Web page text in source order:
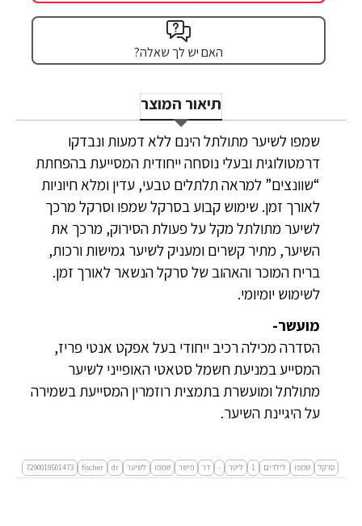
האם יש לך שאלה?
תיאור המוצר
שמפו לשיער מתולתל הינם ללא דמעות ונבדקו
דרמטולוגית ובעלי נוסחה ייחודית המסייעת בהפחתת
“שוונצים” למראה תלתלים טבעי, עדין ומלא חיוניות
לאורך זמן. שימוש קבוע בסרקל שמפו וסרקל מרכך
לשיער מתולתל מקל על פעולת הסירוק, מרכך את
השיער, מתיר קשרים ומעניק לשיער גמישות ורכות,
בריח המוכר והאהוב של סרקל הנשאר לאורך זמן.
לשימוש יומיומי.
מועשר-
הסדרה מכילה רכיב ייחודי בעל אפקט אנטי פריז,
המסייע במניעת חשמל סטאטי האופייני לשיער
מתולתל ומועשרת בתמצית רוזמרין המסייעת בשמירה
על היגיינת השיער.
סרקל שמפו לילדים 1 ליטר - דר פישר שמפו לשיער dr
fischer
7290019501473